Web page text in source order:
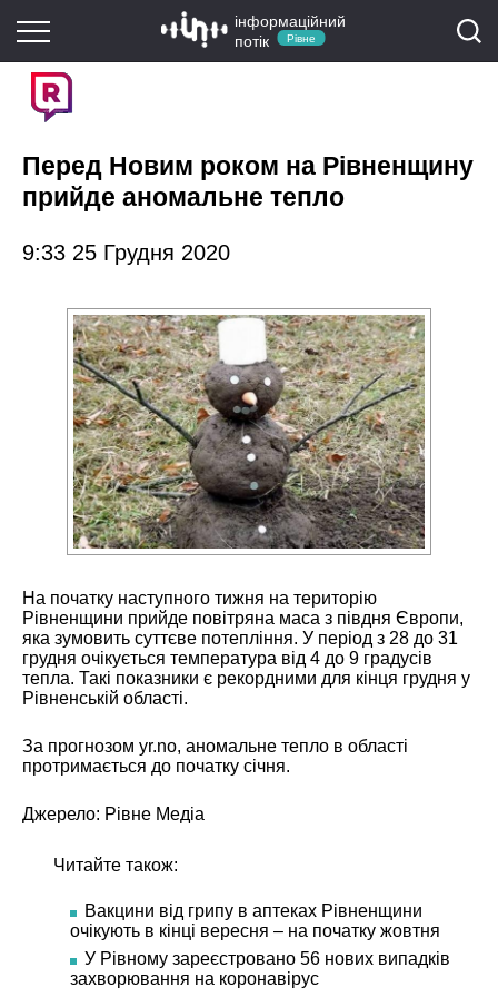
інформаційний
потік
Рівне
Перед Новим роком на Рівненщину
прийде аномальне тепло
9:33 25 Грудня 2020
На початку наступного тижня на територію
Рівненщини прийде повітряна маса з півдня Європи,
яка зумовить суттєве потепління. У період з 28 до 31
грудня очікується температура від 4 до 9 градусів
тепла. Такі показники є рекордними для кінця грудня у
Рівненській області.
За прогнозом yr.no, аномальне тепло в області
протримається до початку січня.
Джерело: Рівне Медіа
Читайте також:
Вакцини від грипу в аптеках Рівненщини
очікують в кінці вересня – на початку жовтня
У Рівному зареєстровано 56 нових випадків
захворювання на коронавірус